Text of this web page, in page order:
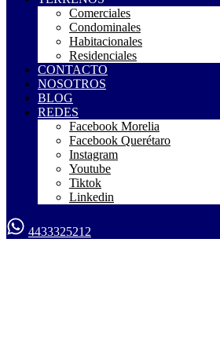
Comerciales
Condominales
Habitacionales
Residenciales
CONTACTO
NOSOTROS
BLOG
REDES
Facebook Morelia
Facebook Querétaro
Instagram
Youtube
Tiktok
Linkedin
4433325212